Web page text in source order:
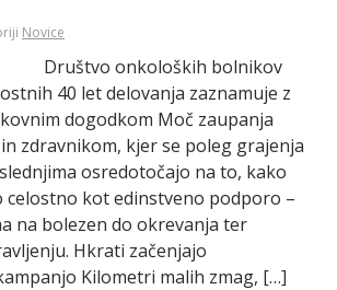
Novice
Društvo onkoloških bolnikov
40 let delovanja zaznamuje z
dogodkom Moč zaupanja
zdravnikom, kjer se poleg grajenja
osredotočajo na to, kako
kot edinstveno podporo –
na bolezen do okrevanja ter
Hkrati začenjajo
Kilometri malih zmag, […]